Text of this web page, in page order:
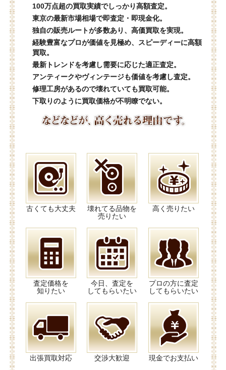
100万点超の買取実績でしっかり高額査定。
東京の最新市場相場で即査定・即現金化。
独自の販売ルートが多数あり、高価買取を実現。
経験豊富なプロが価値を見極め、スピーディーに高額
買取。
最新トレンドを考慮し需要に応じた適正査定。
アンティークやヴィンテージも価値を考慮し査定。
修理工房があるので壊れていても買取可能。
下取りのように買取価格が不明瞭でない。
古くても大丈夫
壊れてる品物を
売りたい
高く売りたい
査定価格を
知りたい
今日、査定を
してもらいたい
プロの方に査定
してもらいたい
出張買取対応 交渉大歓迎 現金でお支払い